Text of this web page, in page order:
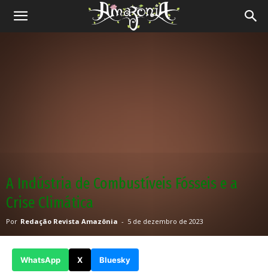
Revista
A Indústria de Combustíveis Fósseis e a
Crise Climática
Por Redação Revista Amazônia - 5 de dezembro de 2023
WhatsApp X Bluesky